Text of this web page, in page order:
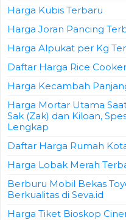
Harga Kubis Terbaru
Harga Joran Pancing
Harga Alpukat per Kg
Daftar Harga Rice
Harga Kecambah
Harga Mortar Utama
Sak (Zak) dan Kiloan,
Lengkap
Daftar Harga Rumah
Harga Lobak Merah
Berburu Mobil Bekas
Berkualitas di Seva.id
Harga Tiket Bioskop